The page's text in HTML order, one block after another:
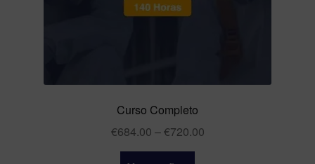
Curso Completo
€684.00 –€720.00